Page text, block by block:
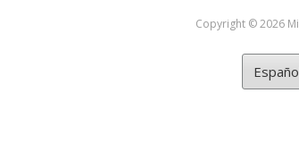
Copyright © 2026